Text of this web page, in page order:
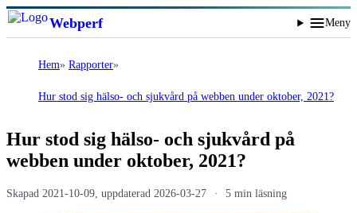
Webperf Meny
Hem Rapporter
Hur stod sig hälso- och sjukvård på webben under oktober, 2021?
Hur stod sig hälso- och sjukvård på
webben under oktober, 2021?
Skapad 2021-10-09 , uppdaterad 2026-03-27 5 min läsning